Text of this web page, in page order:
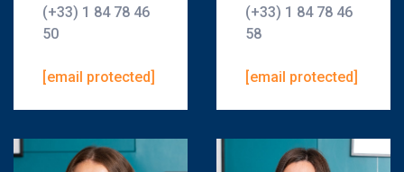
(+33) 1 84 78 46
50
[email protected]
(+33) 1 84 78 46
58
[email protected]